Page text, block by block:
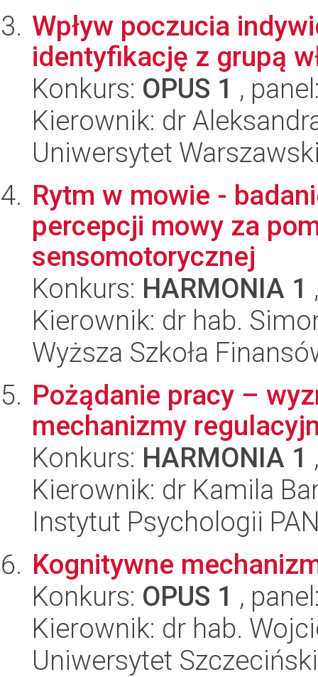
Wpływ poczucia
identyfikację z grupą
Konkurs: OPUS 1 ,
Kierownik: dr
Uniwersytet
Rytm w mowie -
percepcji mowy za
sensomotorycznej
Konkurs: HARMONIA 1
Kierownik: dr hab.
Wyższa Szkoła
Pożądanie pracy –
mechanizmy
Konkurs: HARMONIA 1
Kierownik: dr Kamila
Instytut Psychologii
Kognitywne
Konkurs: OPUS 1 ,
Kierownik: dr hab.
Uniwersytet